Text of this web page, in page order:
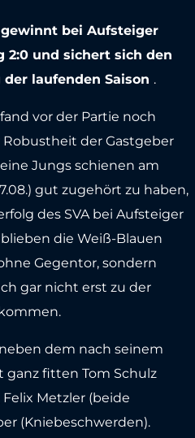
bei Aufsteiger
2:0 und sichert sich den
laufenden Saison .
vor der Partie noch
der Gastgeber
Jungs schienen am
gut zugehört zu haben,
des SVA bei Aufsteiger
die Weiß-Blauen
Gegentor, sondern
gar nicht erst zu der
dem nach seinem
ganz fitten Tom Schulz
Metzler (beide
(Kniebeschwerden).